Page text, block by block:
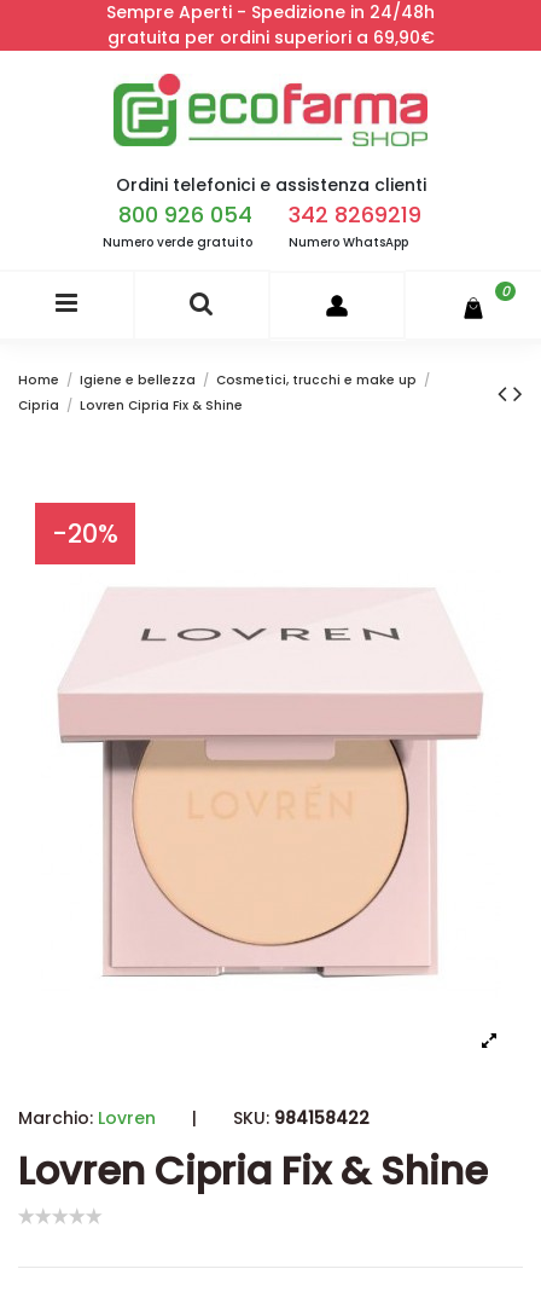
Sempre Aperti - Spedizione in 24/48h
gratuita per ordini superiori a 69,90€
Ordini telefonici e assistenza clienti
800 926 054
Numero verde gratuito
342 8269219
Numero WhatsApp
0
Home Igiene e bellezza
Cosmetici, trucchi e make up
Cipria
Lovren Cipria Fix & Shine
-20%
Marchio: Lovren | SKU: 984158422
Lovren Cipria Fix & Shine